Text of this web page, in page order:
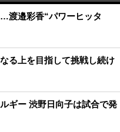
渡邉彩香“パワーヒッタ
る上を目指して挑戦し続け
ギー 渋野日向子は試合で発